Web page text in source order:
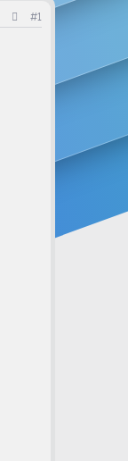
#1